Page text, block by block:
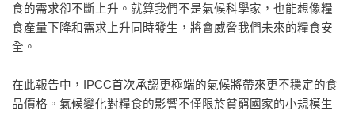
食的需求卻不斷上升。就算我們不是氣候科學家，也能想像糧
食產量下降和需求上升同時發生，將會威脅我們未來的糧食安
全。
在此報告中，IPCC首次承認更極端的氣候將帶來更不穩定的食
品價格。氣候變化對糧食的影響不僅限於貧窮國家的小規模生